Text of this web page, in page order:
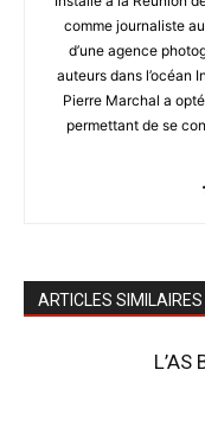
comme journaliste
d’une agence
auteurs dans l’océan
Pierre Marchal a
permettant de se
ARTICLES SIMILAIRES